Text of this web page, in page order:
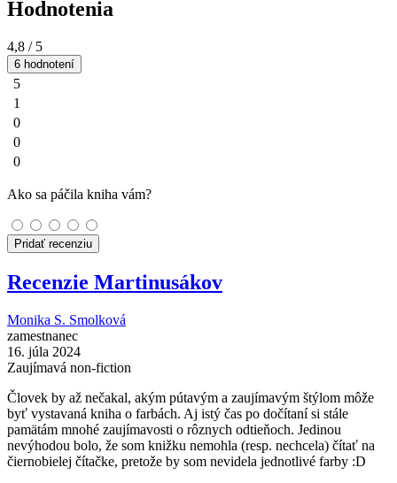
Hodnotenia
4,8 / 5
6 hodnotení
5
1
0
0
0
Ako sa páčila kniha vám?
Pridať recenziu
Recenzie Martinusákov
Monika S. Smolková
zamestnanec
16. júla 2024
Zaujímavá non-fiction
Človek by až nečakal, akým pútavým a zaujímavým štýlom môže
byť vystavaná kniha o farbách. Aj istý čas po dočítaní si stále
pamätám mnohé zaujímavosti o rôznych odtieňoch. Jedinou
nevýhodou bolo, že som knižku nemohla (resp. nechcela) čítať na
čiernobielej čítačke, pretože by som nevidela jednotlivé farby :D